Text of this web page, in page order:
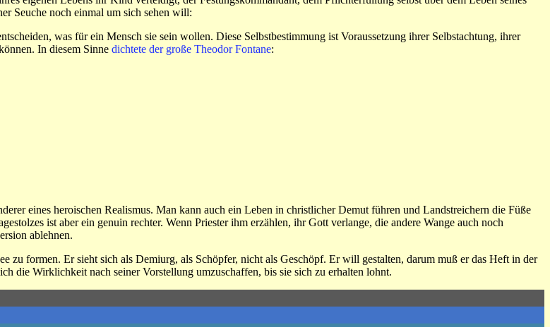
Seuche noch einmal um sich sehen will:
was für ein Mensch sie sein wollen. Diese Selbstbestimmung ist Voraussetzung ihrer Selbstachtung, ihrer
In diesem Sinne dichtete der große Theodor Fontane:
eines heroischen Realismus. Man kann auch ein Leben in christlicher Demut führen und Landstreichern die Füße
ist aber ein genuin rechter. Wenn Priester ihm erzählen, ihr Gott verlange, die andere Wange auch noch
ablehnen.
zu formen. Er sieht sich als Demiurg, als Schöpfer, nicht als Geschöpf. Er will gestalten, darum muß er das Heft in der
die Wirklichkeit nach seiner Vorstellung umzuschaffen, bis sie sich zu erhalten lohnt.